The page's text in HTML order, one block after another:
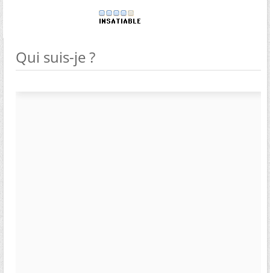
Qui suis-je ?